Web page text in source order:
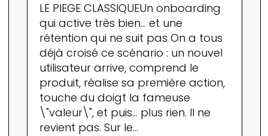
LE PIEGE CLASSIQUEUn onboarding
qui active très bien... et une
rétention qui ne suit pas On a tous
déjà croisé ce scénario : un nouvel
utilisateur arrive, comprend le
produit, réalise sa première action,
touche du doigt la fameuse
\"valeur\", et puis... plus rien. Il ne
revient pas. Sur le…